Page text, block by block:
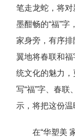
笔走龙蛇，将
墨酣畅的“福”
家身旁，有序
翼地将春联和
统文化的魅力
写“福”字、春
示，将把这份
在“华塑美